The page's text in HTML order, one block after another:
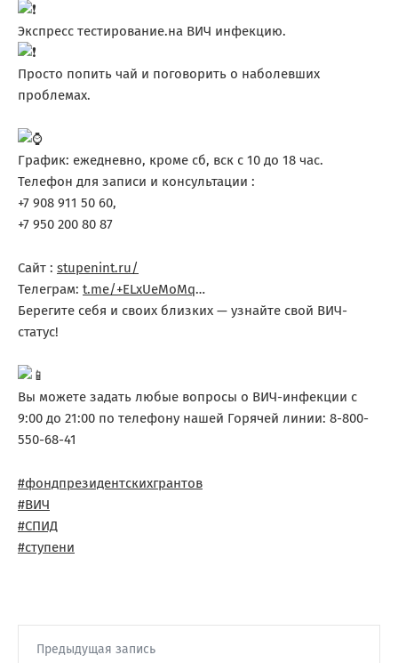
Экспресс тестирование.на ВИЧ инфекцию.
Просто попить чай и поговорить о наболевших
проблемах.
График: ежедневно, кроме сб, вск с 10 до 18 час.
Телефон для записи и консультации :
+7 908 911 50 60,
+7 950 200 80 87
Сайт : stupenint.ru/
Телеграм: t.me/+ELxUeMoMq…
Берегите себя и своих близких — узнайте свой ВИЧ-
статус!
Вы можете задать любые вопросы о ВИЧ-инфекции с
9:00 до 21:00 по телефону нашей Горячей линии: 8-800-
550-68-41
#фондпрезидентскихгрантов
#ВИЧ
#СПИД
#ступени
Предыдущая запись